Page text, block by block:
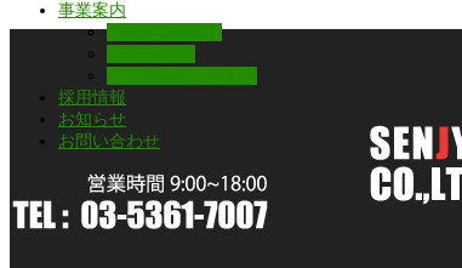
事業案内
採用情報
お知らせ
お問い合わせ